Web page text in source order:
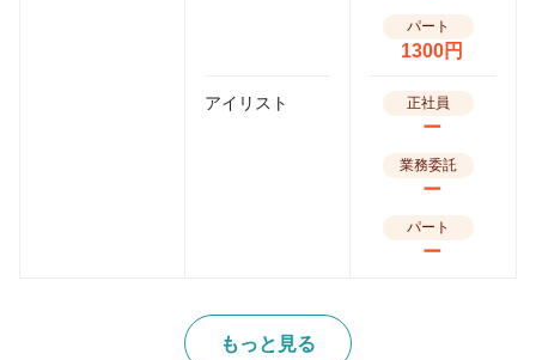
パート
1300円
アイリスト 正社員
ー
業務委託
ー
パート
ー
もっと見る